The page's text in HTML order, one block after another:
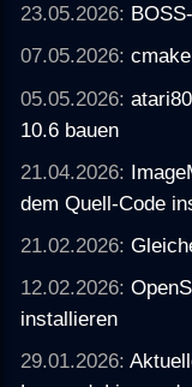
23.05.2026:
07.05.2026:
05.05.2026:
10.6 bauen
21.04.2026:
dem Quell-Code
21.02.2026:
12.02.2026:
installieren
29.01.2026: